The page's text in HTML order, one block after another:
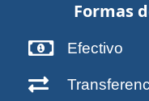
Formas
Efectivo